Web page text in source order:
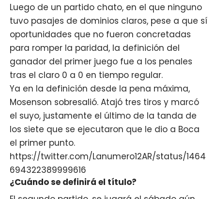
Luego de un partido chato, en el que ninguno
tuvo pasajes de dominios claros, pese a que sí
oportunidades que no fueron concretadas
para romper la paridad, la definición del
ganador del primer juego fue a los penales
tras el claro 0 a 0 en tiempo regular.
Ya en la definición desde la pena máxima,
Mosenson sobresalió. Atajó tres tiros y marcó
el suyo, justamente el último de la tanda de
los siete que se ejecutaron que le dio a Boca
el primer punto.
https://twitter.com/Lanumero12AR/status/1464
694322389999616
¿Cuándo se definirá el título?